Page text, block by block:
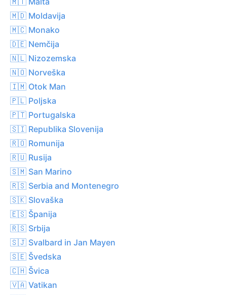
🇲🇩 Moldavija
🇲🇨 Monako
🇩🇪 Nemčija
🇳🇱 Nizozemska
🇳🇴 Norveška
🇮🇲 Otok Man
🇵🇱 Poljska
🇵🇹 Portugalska
🇸🇮 Republika Slovenija
🇷🇴 Romunija
🇷🇺 Rusija
🇸🇲 San Marino
🇷🇸 Serbia and Montenegro
🇸🇰 Slovaška
🇪🇸 Španija
🇷🇸 Srbija
🇸🇯 Svalbard in Jan Mayen
🇸🇪 Švedska
🇨🇭 Švica
🇻🇦 Vatikan